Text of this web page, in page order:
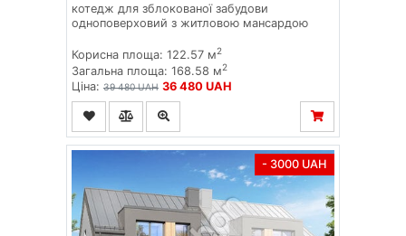
котедж для зблокованої забудови
одноповерховий з житловою мансардою
Корисна площа: 122.57 м2
Загальна площа: 168.58 м2
Ціна: 39 480 UAH 36 480 UAH
- 3000 UAH